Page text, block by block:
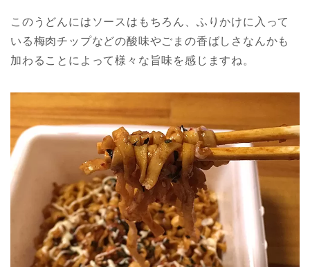
このうどんにはソースはもちろん、ふりかけに入って
いる梅肉チップなどの酸味やごまの香ばしさなんかも
加わることによって様々な旨味を感じますね。